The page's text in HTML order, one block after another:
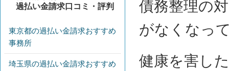
債務整理の
がなくなっ
健康を害し
過払い金請求口コミ・評判
東京都の過払い金請求おすすめ
事務所
埼玉県の過払い金請求おすすめ